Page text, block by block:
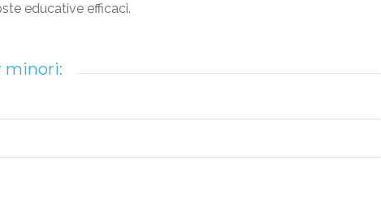
educative efficaci.
minori: